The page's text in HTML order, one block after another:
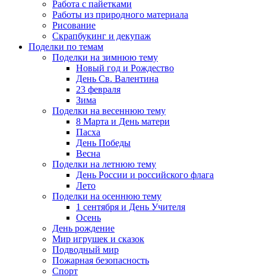
Работа с пайетками
Работы из природного материала
Рисование
Скрапбукинг и декупаж
Поделки по темам
Поделки на зимнюю тему
Новый год и Рождество
День Св. Валентина
23 февраля
Зима
Поделки на весеннюю тему
8 Марта и День матери
Пасха
День Победы
Весна
Поделки на летнюю тему
День России и российского флага
Лето
Поделки на осеннюю тему
1 сентября и День Учителя
Осень
День рождение
Мир игрушек и сказок
Подводный мир
Пожарная безопасность
Спорт